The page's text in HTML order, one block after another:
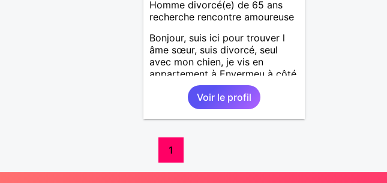
Homme divorcé(e) de 65 ans
recherche rencontre amoureuse
Bonjour, suis ici pour trouver l
âme sœur, suis divorcé, seul
avec mon chien, je vis en
appartement à Envermeu à côté
de dieppe 76
Voir le profil
1